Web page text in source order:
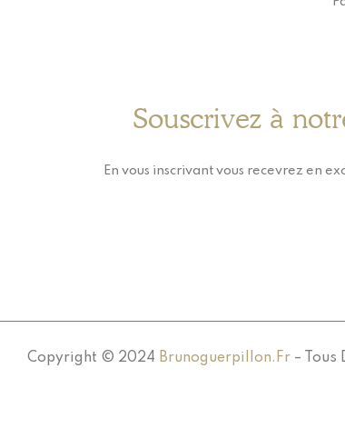
Souscrivez à
En vous inscrivant vous recevrez en
Copyright © 2024 Brunoguerpillon.fr – Tous